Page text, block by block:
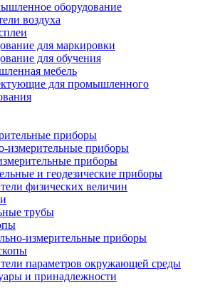
оборудование
воздуха
для маркировки
для обучения
мебель
для промышленного
приборы
измерительные приборы
приборы
и геодезические приборы
физических величин
трубы
измерительные приборы
параметров окружающей среды
и принадлежности